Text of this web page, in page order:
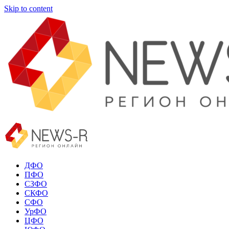
Skip to content
ДФО
ПФО
СЗФО
СКФО
СФО
УрФО
ЦФО